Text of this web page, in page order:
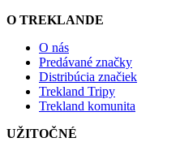
O TREKLANDE
O nás
Predávané značky
Distribúcia značiek
Trekland Tripy
Trekland komunita
UŽITOČNÉ